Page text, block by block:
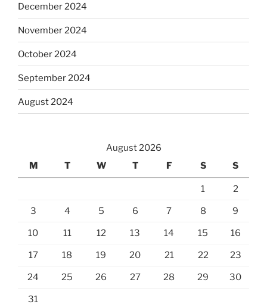
December 2024
November 2024
October 2024
September 2024
August 2024
August 2026
M
T W T F S S
1 2
3 4 5 6 7 8 9
10 11 12 13 14 15 16
17 18 19 20 21 22 23
24 25 26 27 28 29 30
31